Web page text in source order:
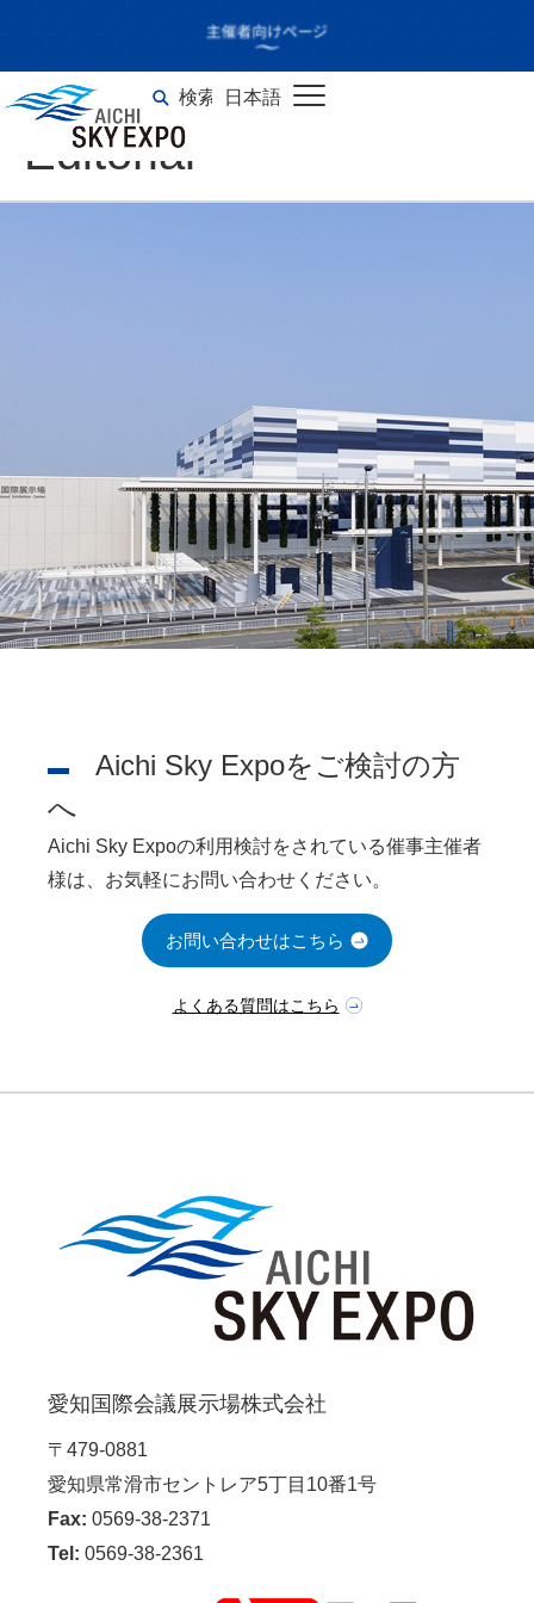
検索 日本語
English
Official髭男dism one-
man tour 2021-2022 -
Editorial-
Aichi Sky Expoをご検討の方
へ
Aichi Sky Expoの利用検討をされている催事主催者
様は、お気軽にお問い合わせください。
お問い合わせはこちら
よくある質問はこちら
愛知国際会議展示場株式会社
〒479-0881
愛知県常滑市セントレア5丁目10番1号
Fax: 0569-38-2371
Tel: 0569-38-2361